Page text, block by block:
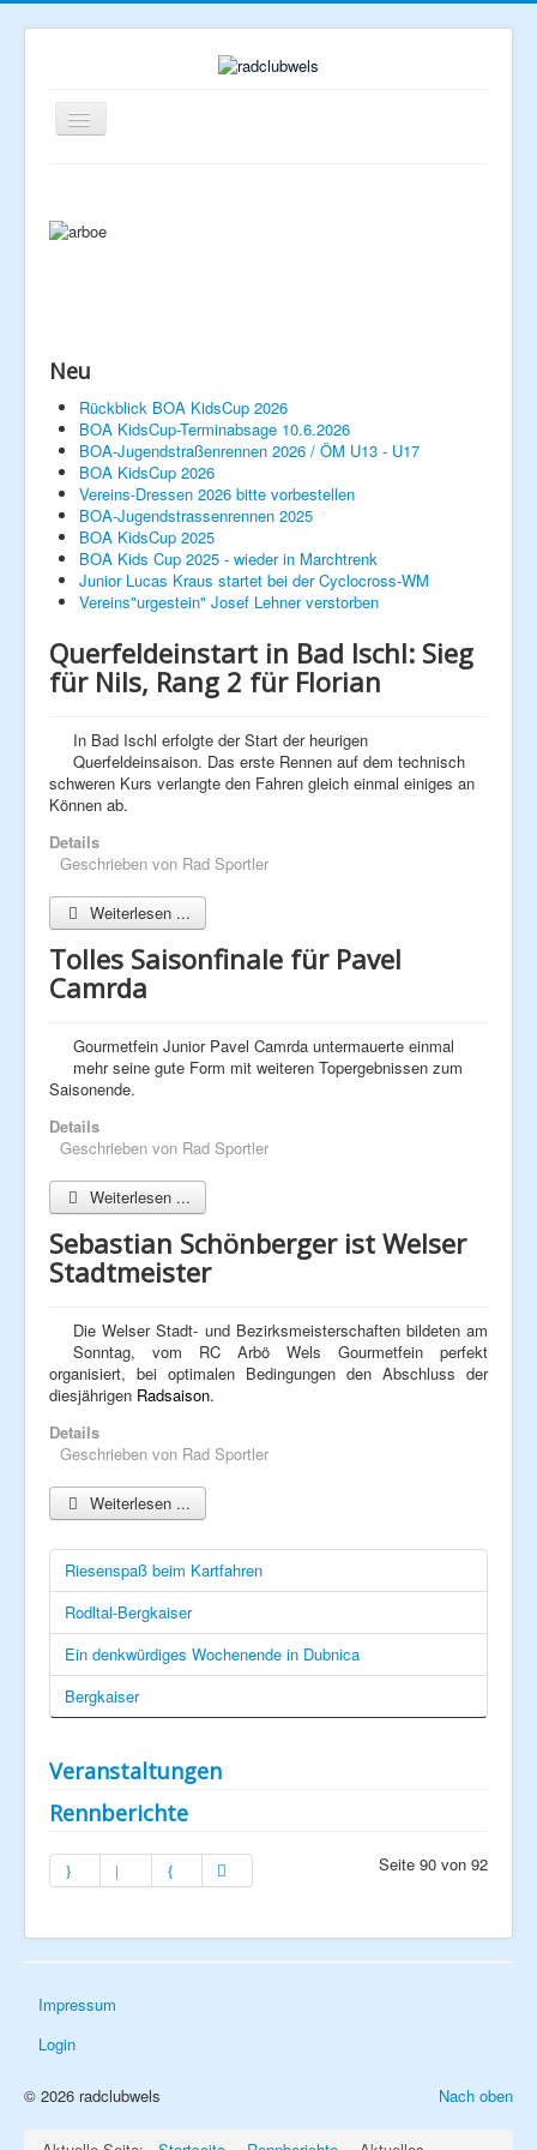
Navigation
an/aus
Home
Verein
Rennlizenzen
Next Generation
Hobby
Galerie
Neu
Rückblick BOA KidsCup 2026
BOA KidsCup-Terminabsage 10.6.2026
BOA-Jugendstraßenrennen 2026 / ÖM U13 - U17
BOA KidsCup 2026
Vereins-Dressen 2026 bitte vorbestellen
BOA-Jugendstrassenrennen 2025
BOA KidsCup 2025
BOA Kids Cup 2025 - wieder in Marchtrenk
Junior Lucas Kraus startet bei der Cyclocross-WM
Vereins"urgestein" Josef Lehner verstorben
Querfeldeinstart in Bad Ischl: Sieg
für Nils, Rang 2 für Florian
In Bad Ischl erfolgte der Start der heurigen
Querfeldeinsaison. Das erste Rennen auf dem technisch
schweren Kurs verlangte den Fahren gleich einmal einiges an
Können ab.
Details
Geschrieben von Rad Sportler
Weiterlesen ...
Tolles Saisonfinale für Pavel
Camrda
Gourmetfein Junior Pavel Camrda untermauerte einmal
mehr seine gute Form mit weiteren Topergebnissen zum
Saisonende.
Details
Geschrieben von Rad Sportler
Weiterlesen ...
Sebastian Schönberger ist Welser
Stadtmeister
Die Welser Stadt- und Bezirksmeisterschaften bildeten am
Sonntag, vom RC Arbö Wels Gourmetfein perfekt
organisiert, bei optimalen Bedingungen den Abschluss der
diesjährigen Radsaison.
Details
Geschrieben von Rad Sportler
Weiterlesen ...
Riesenspaß beim Kartfahren
Rodltal-Bergkaiser
Ein denkwürdiges Wochenende in Dubnica
Bergkaiser
Veranstaltungen
Rennberichte
Seite 90 von 92
Impressum
Login
Nach oben
© 2026 radclubwels